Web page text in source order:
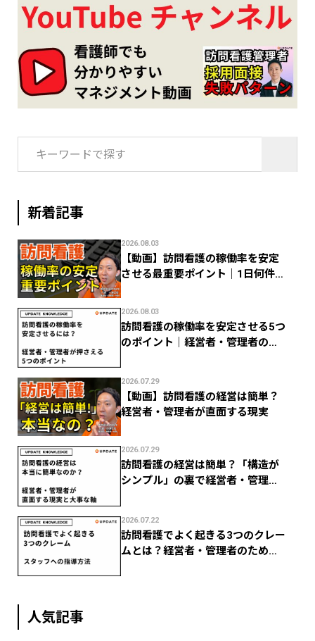
新着記事
2026.08.03
【動画】訪問看護の稼働率を安定
させる最重要ポイント｜1日何件で
2026.08.03
訪問看護の稼働率を安定させる5つ
のポイント｜経営者・管理者のた
2026.07.29
【動画】訪問看護の経営は簡単？
経営者・管理者が直面する現実
2026.07.29
訪問看護の経営は簡単？「構造が
シンプル」の裏で経営者・管理者
2026.07.22
訪問看護でよく起きる3つのクレー
ムとは？経営者・管理者のための
人気記事